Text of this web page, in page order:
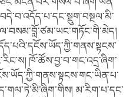
ཁོ་ཚོས་བྱ་བ་གང་འདྲ་ཞིག་
མ་རིག་པ་དང་